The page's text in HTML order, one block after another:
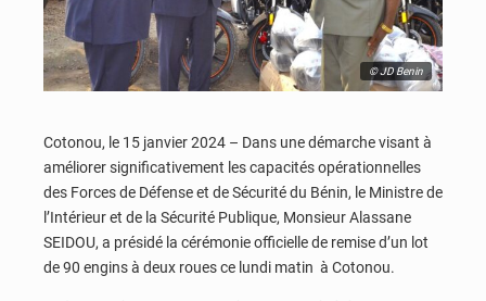
© JD Benin
Cotonou, le 15 janvier 2024 – Dans une démarche visant à
améliorer significativement les capacités opérationnelles
des Forces de Défense et de Sécurité du Bénin, le Ministre de
l’Intérieur et de la Sécurité Publique, Monsieur Alassane
SEIDOU, a présidé la cérémonie officielle de remise d’un lot
de 90 engins à deux roues ce lundi matin à Cotonou.